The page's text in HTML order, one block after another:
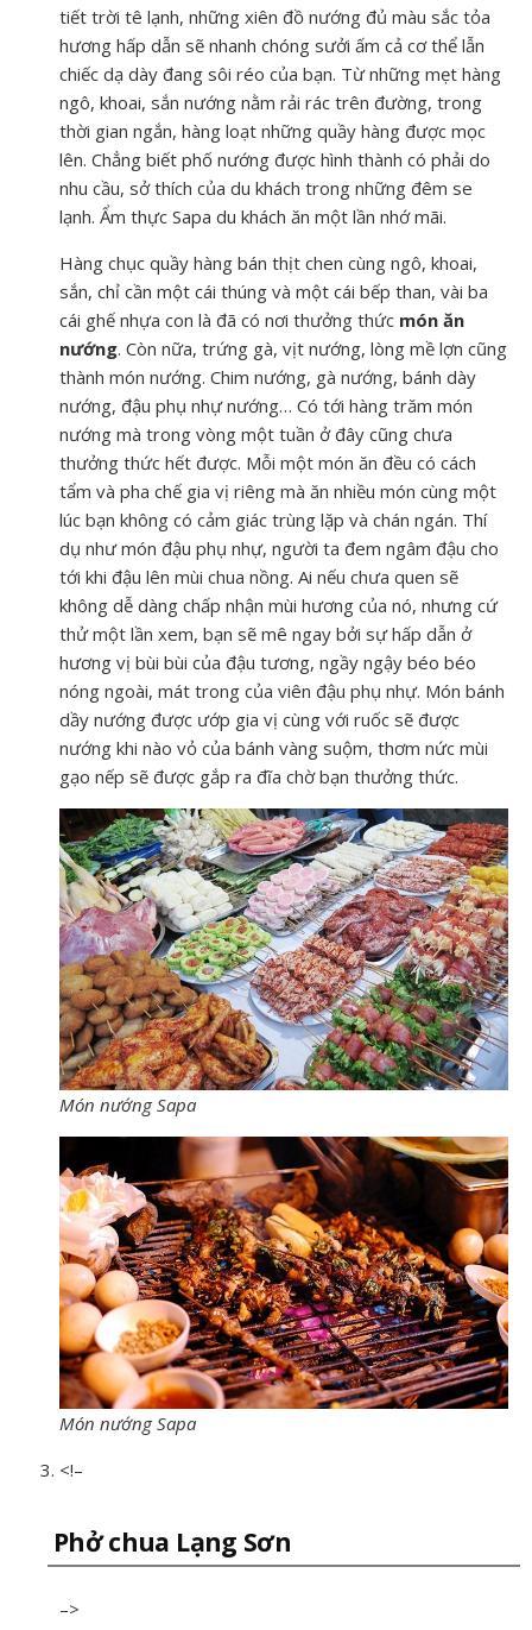
tiết trời tê lạnh, những xiên đồ nướng đủ màu sắc tỏa
hương hấp dẫn sẽ nhanh chóng sưởi ấm cả cơ thể lẫn
chiếc dạ dày đang sôi réo của bạn. Từ những mẹt hàng
ngô, khoai, sắn nướng nằm rải rác trên đường, trong
thời gian ngắn, hàng loạt những quầy hàng được mọc
lên. Chẳng biết phố nướng được hình thành có phải do
nhu cầu, sở thích của du khách trong những đêm se
lạnh. Ẩm thực Sapa du khách ăn một lần nhớ mãi.
Hàng chục quầy hàng bán thịt chen cùng ngô, khoai,
sắn, chỉ cần một cái thúng và một cái bếp than, vài ba
cái ghế nhựa con là đã có nơi thưởng thức món ăn
nướng. Còn nữa, trứng gà, vịt nướng, lòng mề lợn cũng
thành món nướng. Chim nướng, gà nướng, bánh dày
nướng, đậu phụ nhự nướng… Có tới hàng trăm món
nướng mà trong vòng một tuần ở đây cũng chưa
thưởng thức hết được. Mỗi một món ăn đều có cách
tẩm và pha chế gia vị riêng mà ăn nhiều món cùng một
lúc bạn không có cảm giác trùng lặp và chán ngán. Thí
dụ như món đậu phụ nhự, người ta đem ngâm đậu cho
tới khi đậu lên mùi chua nồng. Ai nếu chưa quen sẽ
không dễ dàng chấp nhận mùi hương của nó, nhưng cứ
thử một lần xem, bạn sẽ mê ngay bởi sự hấp dẫn ở
hương vị bùi bùi của đậu tương, ngầy ngậy béo béo
nóng ngoài, mát trong của viên đậu phụ nhự. Món bánh
dầy nướng được ướp gia vị cùng với ruốc sẽ được
nướng khi nào vỏ của bánh vàng suộm, thơm nức mùi
gạo nếp sẽ được gắp ra đĩa chờ bạn thưởng thức.
Món nướng Sapa
Món nướng Sapa
<!–
Phở chua Lạng Sơn
–>